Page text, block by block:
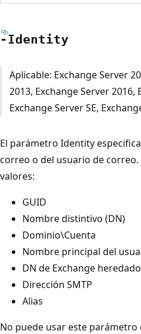
-Identity
Aplicable: Exchange Server
2013, Exchange Server 2016,
Exchange Server SE,
El parámetro Identity
correo o del usuario de
valores:
GUID
Nombre distintivo (DN)
Dominio\Cuenta
Nombre principal del
DN de Exchange heredado
Dirección SMTP
Alias
No puede usar este